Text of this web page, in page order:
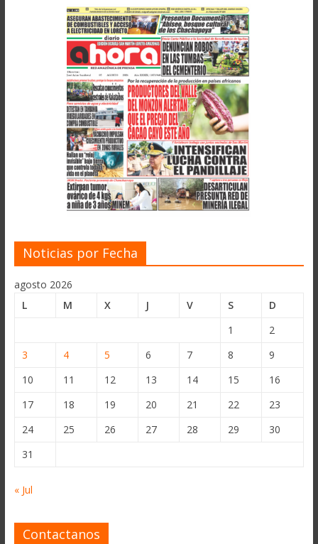
Noticias por Fecha
agosto 2026
L
M X J V S
D
1
2
3
4 5 6 7 8
9
10
11 12 13 14 15
16
17
18 19 20 21 22
23
24
25 26 27 28 29
30
31
« Jul
Contactanos